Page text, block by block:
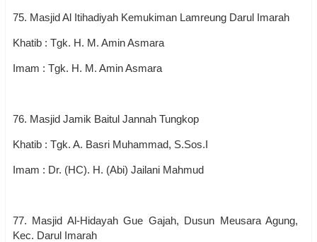
75. Masjid Al Itihadiyah Kemukiman Lamreung Darul Imarah
Khatib : Tgk. H. M. Amin Asmara
Imam : Tgk. H. M. Amin Asmara
76. Masjid Jamik Baitul Jannah Tungkop
Khatib : Tgk. A. Basri Muhammad, S.Sos.I
Imam : Dr. (HC). H. (Abi) Jailani Mahmud
77. Masjid Al-Hidayah Gue Gajah, Dusun Meusara Agung,
Kec. Darul Imarah